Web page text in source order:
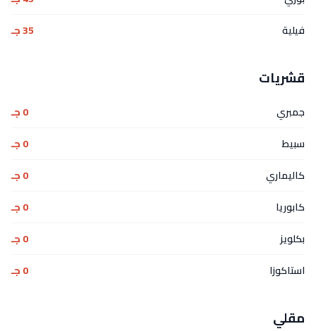
فيلية
35 جـ
قشريات
جمبري
0 جـ
سبيط
0 جـ
كاليماري
0 جـ
كابوريا
0 جـ
بكلويز
0 جـ
استاكوزا
0 جـ
مقلي